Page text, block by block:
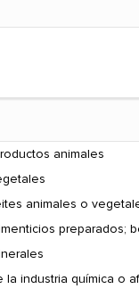
animales
animales o
preparados;
la industria química o